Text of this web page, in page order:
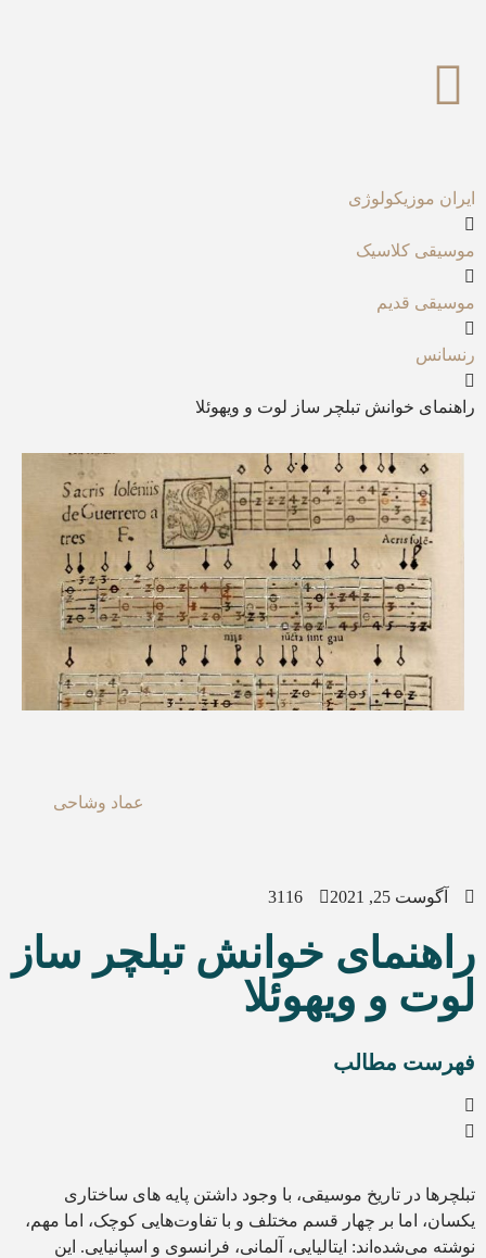
ایران موزیکولوژی
موسیقی کلاسیک
موسیقی قدیم
رنسانس
راهنمای خوانش تبلچر ساز لوت و ویهوئلا
عماد وشاحی
آگوست 25, 2021 3116
راهنمای خوانش تبلچر ساز
لوت و ویهوئلا
فهرست مطالب
تبلچرها در تاریخ موسیقی، با وجود داشتن پایه های ساختاری
یکسان، اما بر چهار قسم مختلف و با تفاوت‌هایی کوچک، اما مهم،
نوشته می‌شده‌اند: ایتالیایی، آلمانی، فرانسوی و اسپانیایی. این